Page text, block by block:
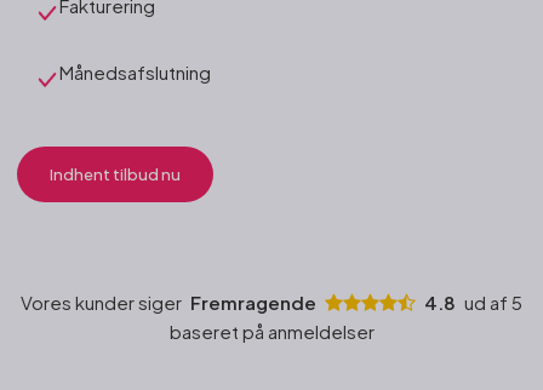
Fakturering
Månedsafslutning​
Indhent tilbud nu
Vores kunder siger Fremragende 4.8 ud af 5
baseret på anmeldelser